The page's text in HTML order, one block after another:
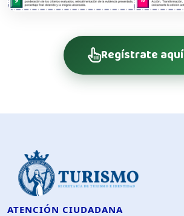
Regístrate aquí
ATENCIÓN CIUDADANA